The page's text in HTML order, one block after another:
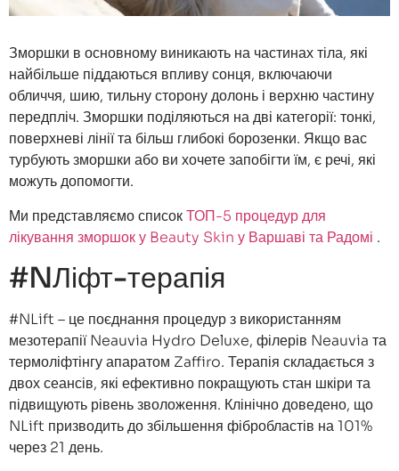
Зморшки в основному виникають на частинах тіла, які
найбільше піддаються впливу сонця, включаючи
обличчя, шию, тильну сторону долонь і верхню частину
передпліч. Зморшки поділяються на дві категорії: тонкі,
поверхневі лінії та більш глибокі борозенки. Якщо вас
турбують зморшки або ви хочете запобігти їм, є речі, які
можуть допомогти.
Ми представляємо списокТОП-5 процедур для
лікування зморшок у Beauty Skin у Варшаві та Радомі .
#NЛіфт-терапія
#NLift – це поєднання процедур з використанням
мезотерапії Neauvia Hydro Deluxe, філерів Neauvia та
термоліфтінгу апаратом Zaffiro. Терапія складається з
двох сеансів, які ефективно покращують стан шкіри та
підвищують рівень зволоження. Клінічно доведено, що
NLift призводить до збільшення фібробластів на 101%
через 21 день.